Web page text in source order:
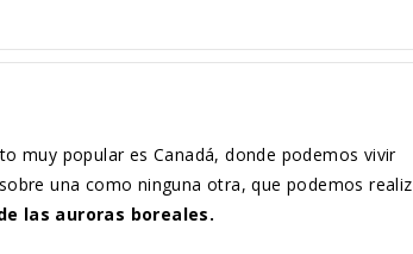
muy popular es Canadá, donde podemos vivir
una como ninguna otra, que podemos
las auroras boreales.